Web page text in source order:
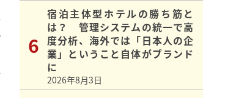
宿泊主体型ホテルの勝ち筋と
は？ 管理システムの統一で高
度分析、海外では「日本人の企
業」ということ自体がブランド
に
2026年8月3日